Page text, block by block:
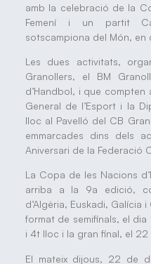
amb la celebració de la
Femení i un partit
sotscampiona del Món, en
Les dues activitats,
Granollers, el BM
d’Handbol, i que
General de l’Esport i la
lloc al Pavelló del CB
emmarcades dins dels
Aniversari de la Federació
La Copa de les Nacions
arriba a la 9a edició,
d’Algèria, Euskadi,
format de semifinals, el
i 4t lloc i la gran final, el 22
El mateix dijous, 22 de